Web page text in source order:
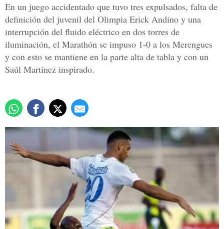
En un juego accidentado que tuvo tres expulsados, falta de
definición del juvenil del Olimpia Erick Andino y una
interrupción del fluido eléctrico en dos torres de
iluminación, el Marathón se impuso 1-0 a los Merengues
y con esto se mantiene en la parte alta de tabla y con un
Saúl Martínez inspirado.